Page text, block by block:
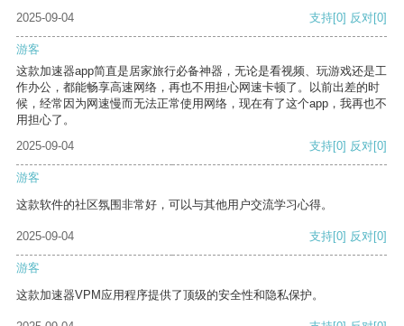
2025-09-04 支持[0] 反对[0]
游客
这款加速器app简直是居家旅行必备神器，无论是看视频、玩游戏还是工
作办公，都能畅享高速网络，再也不用担心网速卡顿了。以前出差的时
候，经常因为网速慢而无法正常使用网络，现在有了这个app，我再也不
用担心了。
2025-09-04
支持[0] 反对[0]
游客
这款软件的社区氛围非常好，可以与其他用户交流学习心得。
2025-09-04 支持[0] 反对[0]
游客
这款加速器VPM应用程序提供了顶级的安全性和隐私保护。